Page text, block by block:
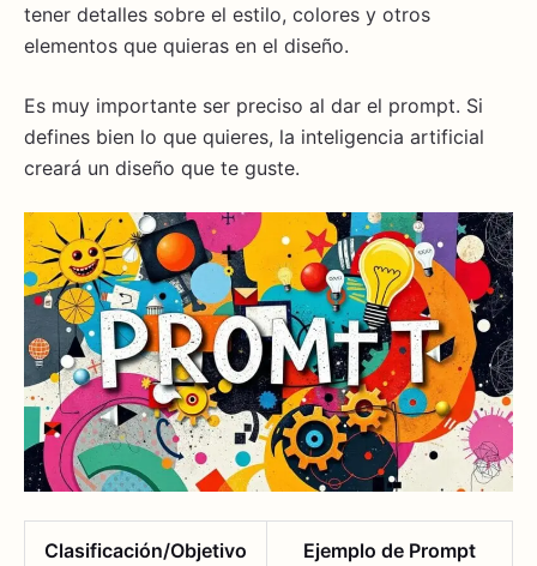
tener detalles sobre el estilo, colores y otros
elementos que quieras en el diseño.
Es muy importante ser preciso al dar el prompt. Si
defines bien lo que quieres, la inteligencia artificial
creará un diseño que te guste.
Clasificación/Objetivo Ejemplo de Prompt